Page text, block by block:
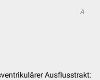
A
Ausflusstrakt: